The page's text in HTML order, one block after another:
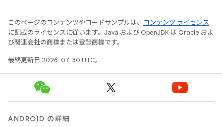
このページのコンテンツやコードサンプルは、
コンテンツ ライセンス
に記載のライセンスに従います。Java および OpenJDK は Oracle およ
び関連会社の商標または登録商標です。
最終更新日 2026-07-30 UTC。
ANDROID の詳細